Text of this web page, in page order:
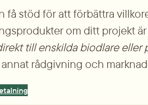
få stöd för att förbättra
om ditt projekt
till enskilda biodlare eller
rådgivning och